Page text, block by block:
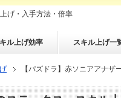
げ・入手方法・倍率
ル上げ効率 スキル上げ一
【パズドラ】赤ソニアアナ